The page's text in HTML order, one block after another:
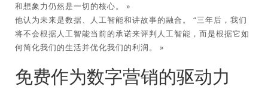
和想象力仍然是一切的核心。 »
他认为未来是数据、人工智能和讲故事的融合。 “三年后，我们
将不会根据人工智能当前的承诺来评判人工智能，而是根据它如
何简化我们的生活并优化我们的利润。 »
免费作为数字营销的驱动力